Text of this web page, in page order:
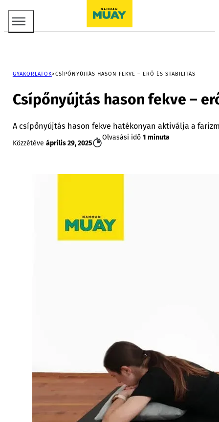
GYAKORLATOK CSÍPŐNYÚJTÁS HASON FEKVE – ERŐ ÉS STABILITÁS
Csípőnyújtás hason fekve –
A csípőnyújtás hason fekve hatékonyan aktiválja a
Közzétéve április 29, 2025
Olvasási idő 1 minuta